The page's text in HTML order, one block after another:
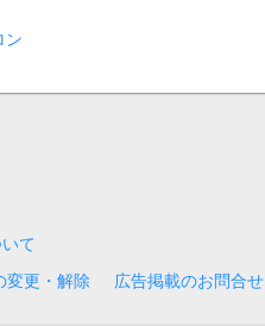
ン
て
変更・解除 広告掲載のお問合せ